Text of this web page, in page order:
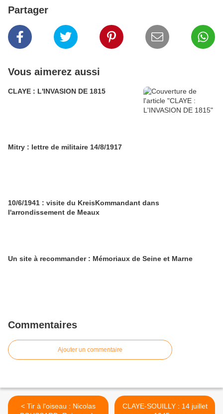
Partager
Vous aimerez aussi
CLAYE : L'INVASION DE 1815
Mitry : lettre de militaire 14/8/1917
10/6/1941 : visite du KreisKommandant dans
l'arrondissement de Meaux
Un site à recommander : Mémoriaux de Seine et Marne
Commentaires
Ajouter un commentaire
< Tir à l'oiseau : Nicolas
CLAYE-SOUILLY : 14 juillet